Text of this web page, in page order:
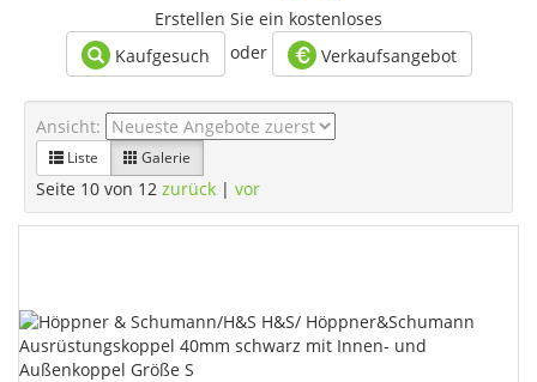
Erstellen Sie ein kostenloses
Kaufgesuch
oder Verkaufsangebot
Ansicht:
Liste Galerie
Seite 10 von 12 zurück | vor